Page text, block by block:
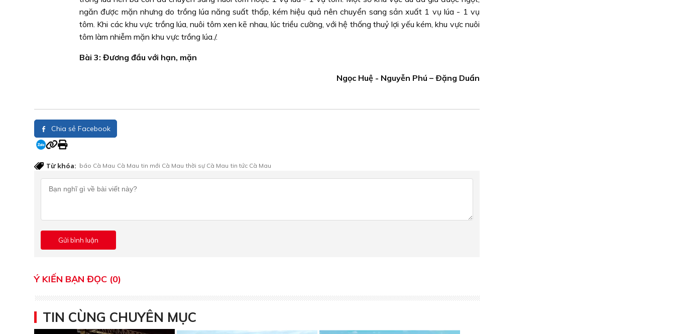
ngăn được mặn nhưng do trồng lúa năng suất thấp, kém hiệu quả nên chuyển sang sản xuất 1 vụ lúa - 1 vụ
tôm. Khi các khu vực trồng lúa, nuôi tôm xen kẽ nhau, lúc triều cường, với hệ thống thuỷ lợi yếu kém, khu vực nuôi
tôm làm nhiễm mặn khu vực trồng lúa./.
Bài 3: Đương đầu với hạn, mặn
Ngọc Huệ - Nguyễn Phú – Ðặng Duẩn
Chia sẻ Facebook
Từ khóa: báo Cà Mau Cà Mau tin mới Cà Mau thời sự Cà Mau tin tức Cà Mau
Ý KIẾN BẠN ĐỌC (0)
TIN CÙNG CHUYÊN MỤC